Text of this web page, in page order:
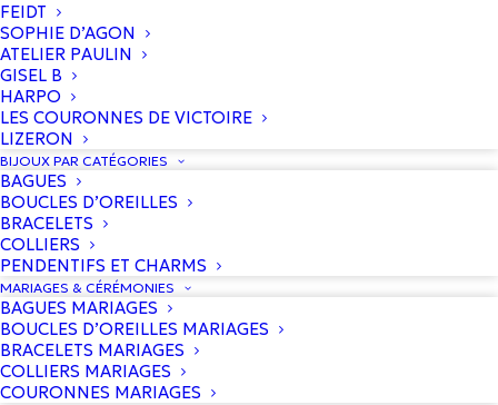
FEIDT
SOPHIE D’AGON
ATELIER PAULIN
GISEL B
HARPO
LES COURONNES DE VICTOIRE
LIZERON
BIJOUX PAR CATÉGORIES
BAGUES
BOUCLES D’OREILLES
BRACELETS
COLLIERS
PENDENTIFS ET CHARMS
MARIAGES & CÉRÉMONIES
BAGUES MARIAGES
BOUCLES D’OREILLES MARIAGES
BRACELETS MARIAGES
COLLIERS MARIAGES
COURONNES MARIAGES
PROMO !